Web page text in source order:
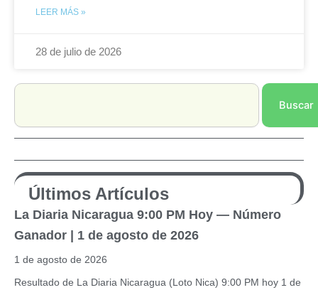
LEER MÁS »
28 de julio de 2026
Search
Buscar
Últimos Artículos
La Diaria Nicaragua 9:00 PM Hoy — Número
Ganador | 1 de agosto de 2026
1 de agosto de 2026
Resultado de La Diaria Nicaragua (Loto Nica) 9:00 PM hoy 1 de